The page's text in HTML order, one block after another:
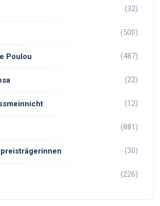
(32)
(500)
Poulou (487)
(22)
(12)
(881)
(30)
(226)